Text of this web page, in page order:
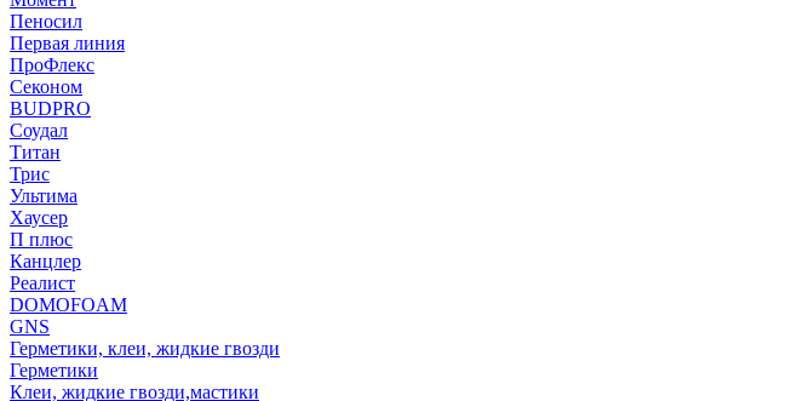
Пеносил
Первая линия
ПроФлекс
Секоном
BUDPRO
Соудал
Титан
Трис
Ультима
Хаусер
П плюс
Канцлер
Реалист
DOMOFOAM
GNS
Герметики, клеи, жидкие гвозди
Герметики
Клеи, жидкие гвозди,мастики